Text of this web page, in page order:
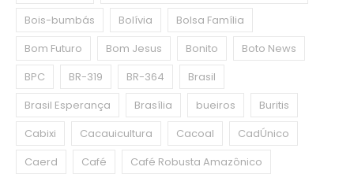
Bois-bumbás
Bolívia
Bolsa Família
Bom Futuro
Bom Jesus Bonito
Boto News
BPC
BR-319 BR-364
Brasil
Brasil Esperança
Brasília bueiros
Buritis
Cabixi
Cacauicultura Cacoal
CadÚnico
Caerd
Café
Café Robusta Amazônico